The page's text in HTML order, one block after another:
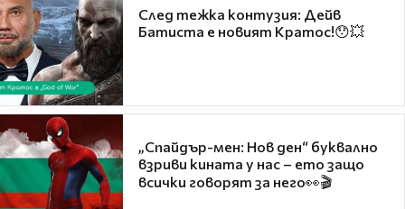
След тежка контузия: Дейв
Батиста е новият Кратос!😯💥
„Спайдър-мен: Нов ден“ буквално
взриви кината у нас – ето защо
всички говорят за него👀🎬